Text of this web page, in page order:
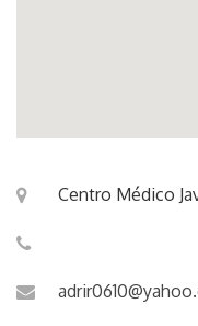
Centro Médico